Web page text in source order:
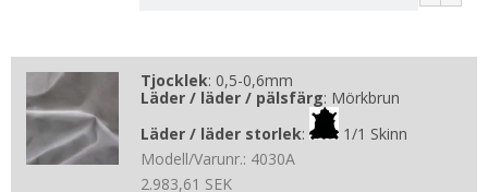
Tjocklek: 0,5-0,6mm
Läder / läder / pälsfärg: Mörkbrun
Läder / läder storlek:
1/1 Skinn
Modell/Varunr.: 4030A
2.983,61 SEK